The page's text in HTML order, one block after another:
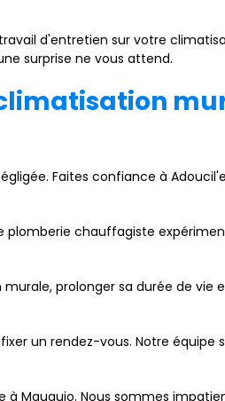
d'entretien sur votre
surprise ne vous attend.
Faites confiance à
plomberie chauffagiste
prolonger sa durée de
un rendez-vous. Notre équipe
Mauguio. Nous sommes